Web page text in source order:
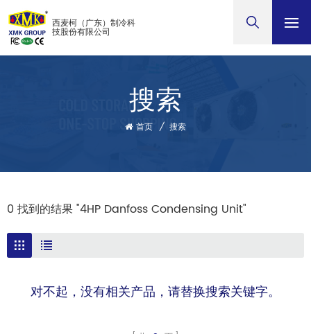
西麦柯（广东）制冷科
技股份有限公司
搜索
首页 / 搜索
0 找到的结果 "4HP Danfoss Condensing Unit"
对不起，没有相关产品，请替换搜索关键字。